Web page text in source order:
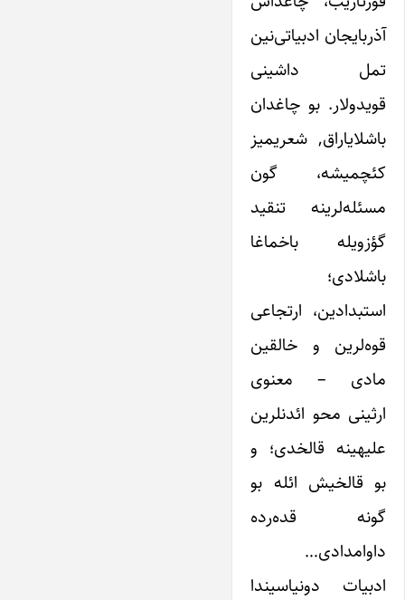
آذربایجان ادبیاتی‌نین
تمل داشینی
قویدولار. بو چاغدان
باشلایاراق, شعریمیز
کئچمیشه، گون
مسئله‌لرینه تنقید
گؤزویله باخماغا
باشلادی؛
استبدادین، ارتجاعی
قوه‌لرین و خالقین
مادی – معنوی
ارثینی محو ائدنلرین
علیهینه قالخدی؛ و
بو قالخیش ائله‌ بو
گونه قده‌رده
داوامدادی…
ادبیات دونیاسیندا